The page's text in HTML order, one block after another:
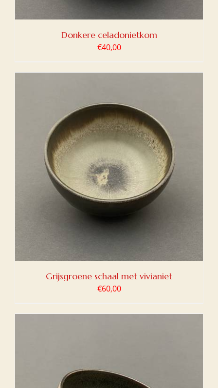
Donkere celadonietkom
€40,00
Grijsgroene schaal met vivianiet
€60,00